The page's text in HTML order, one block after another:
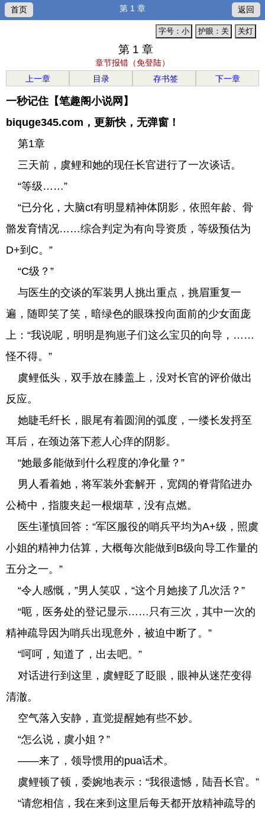
首页 第 1 章 返回
关灯
护眼：关
字号：小
第 1 章
章节报错（免登陆）
上一章
目录 存书签 下一章
一秒记住【笔趣阁小说网】
biquge345.com，更新快，无弹窗！
第1章
三天前，虞鲤和她的现任长官进行了一次谈话。
“等级……”
“已分化，大脑ct有明显精神体阴影，依照年龄、骨
骼发育情况……综合判定为有向导资质，等级预估为
D+到C。”
“C级？”
与医生的交谈的军装男人挑出重点，挑眉重复一
遍，随即笑了笑，暗绿色的眼珠投向面前的少女面庞
上：“我说呢，明明是狗崽子们这么宝贝的向导，……
怪不得。”
虞鲤低头，双手放在膝盖上，没对长官的评价做出
反应。
她睫毛纤长，眼尾有着圆润的弧度，一缕长发捋至
耳后，在颈边落下惹人心痒的阴影。
“她最多能做到什么程度的净化量？”
男人看着她，将军装外套解开，宽阔的脊背陷进办
公椅中，指腹夹起一根烟草，没有点燃。
医生谨慎回答：“军区服役的哨兵平均为A+级，照虞
小姐的精神力估算，大概每次能做到B级向导工作量的
五分之一。”
“令人感慨，”男人笑叹，“这个月她接了几次活？”
“呃，医务处的登记显示……只有三次，其中一次的
精神疏导因为哨兵出现意外，被迫中断了。”
“呵呵，知道了，出去吧。”
对话进行到这里，虞鲤眨了眨眼，眼神从迷茫变得
清澈。
空气落入安静，直觉提醒她有些不妙。
“怎么说，虞小姐？”
——来了，领导惯用的pua话术。
虞鲤顿了顿，委婉地表示：“我很遗憾，陆吾长官。”
“请您相信，我在来到这里后每天都开放精神疏导的